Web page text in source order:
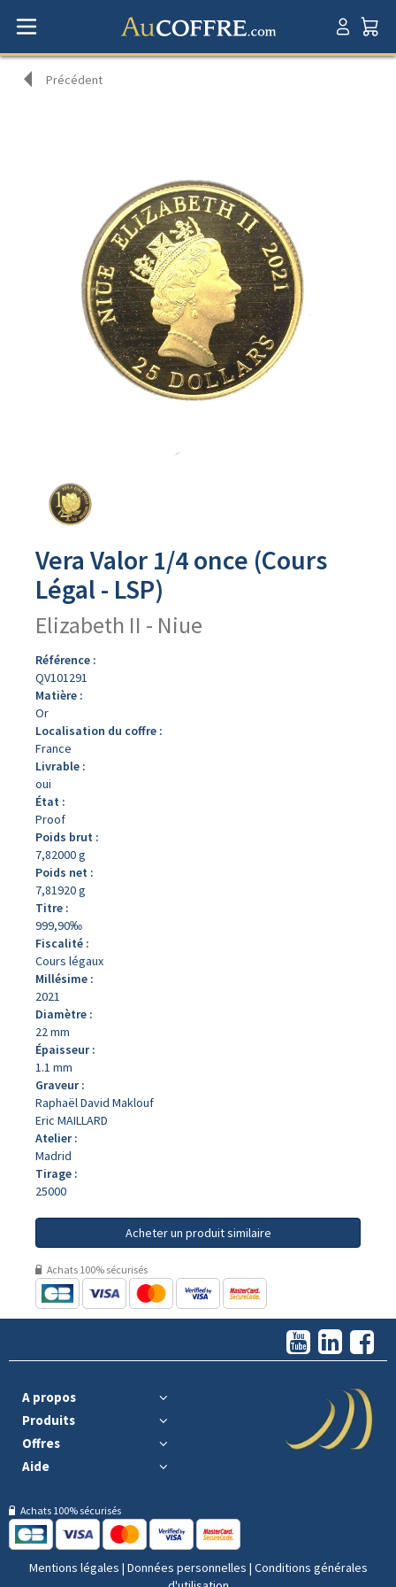
Précédent
produit
Vera Valor 1/4 once (Cours
Légal - LSP)
Elizabeth II - Niue
Référence :
QV101291
Matière :
Or
Localisation du coffre :
France
Livrable :
oui
État :
Proof
Poids brut :
7,82000 g
Poids net :
7,81920 g
Titre :
999,90‰
Fiscalité :
Cours légaux
Millésime :
2021
Diamètre :
22 mm
Épaisseur :
1.1 mm
Graveur :
Raphaël David Maklouf
Eric MAILLARD
Atelier :
Madrid
Tirage :
25000
Acheter un produit similaire
Achats 100% sécurisés
A propos
Produits
Offres
Aide
Achats 100% sécurisés
Mentions légales | Données personnelles | Conditions générales